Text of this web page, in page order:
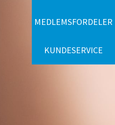
MEDLEMSFORDELER
KUNDESERVICE